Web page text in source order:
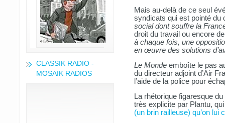
CLASSIK RADIO -
MOSAIK RADIOS
Mais au-delà de ce seul
syndicats qui est pointé du
social dont souffre la
droit du travail ou encore
à chaque fois, une
en œuvre des solutions
Le Monde emboîte le pas
du directeur adjoint d’Air
l’aide de la police pour
La rhétorique figaresque
très explicite par Plantu,
(un brin railleuse) qu’on